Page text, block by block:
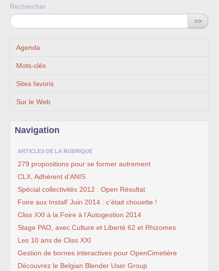
Rechercher :
>>
Agenda
Mots-clés
Sites favoris
Sur le Web
Navigation
ARTICLES DE LA RUBRIQUE
279 propositions pour se former autrement
CLX, Adhérent d’ANIS
Spécial collectivités 2012 : Open Résultat
Foire aux Install’ Juin 2014 : c’était chouette !
Cliss XXI à la Foire à l’Autogestion 2014
Stage PAO, avec Culture et Liberté 62 et Rhizomes
Les 10 ans de Cliss XXI
Gestion de bornes interactives pour OpenCimetière
Découvrez le Belgian Blender User Group